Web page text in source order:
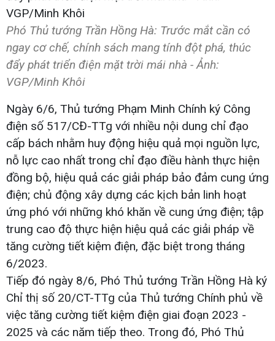
Phó Thủ tướng Trần Hồng Hà: Trước mắt cần có
ngay cơ chế, chính sách mang tính đột phá, thúc
đẩy phát triển điện mặt trời mái nhà - Ảnh:
VGP/Minh Khôi
Ngày 6/6, Thủ tướng Phạm Minh Chính ký Công
điện số 517/CĐ-TTg với nhiều nội dung chỉ đạo
cấp bách nhằm huy động hiệu quả mọi nguồn lực,
nỗ lực cao nhất trong chỉ đạo điều hành thực hiện
đồng bộ, hiệu quả các giải pháp bảo đảm cung ứng
điện; chủ động xây dựng các kịch bản linh hoạt
ứng phó với những khó khăn về cung ứng điện; tập
trung cao độ thực hiện hiệu quả các giải pháp về
tăng cường tiết kiệm điện, đặc biệt trong tháng
6/2023.
Tiếp đó ngày 8/6, Phó Thủ tướng Trần Hồng Hà ký
Chỉ thị số 20/CT-TTg của Thủ tướng Chính phủ về
việc tăng cường tiết kiệm điện giai đoạn 2023 -
2025 và các năm tiếp theo. Trong đó, Phó Thủ